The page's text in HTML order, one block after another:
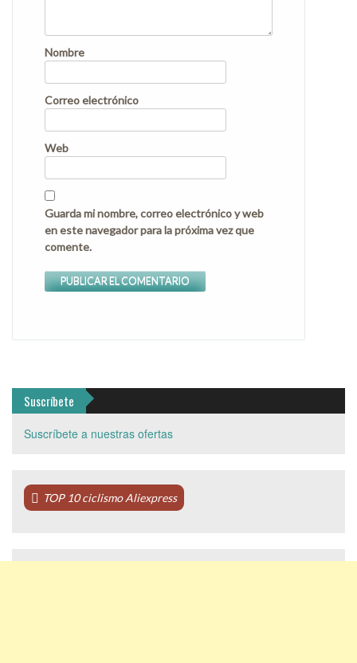
Nombre
Correo electrónico
Web
Guarda mi nombre, correo electrónico y web
en este navegador para la próxima vez que
comente.
Suscríbete
Suscríbete a nuestras ofertas
TOP 10 ciclismo Aliexpress